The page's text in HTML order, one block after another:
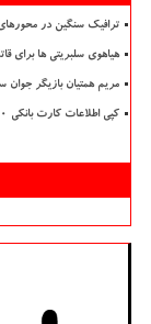
ترافیک سنگین در
هیاهوی سلبریتی ها برای
مریم همتیان بازیگر جوان
کپی اطلاعات کارت بانکی ۱۲۰۰ تهرانی در پوشش فروشنده میوه